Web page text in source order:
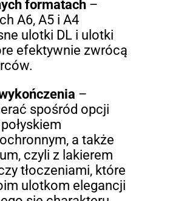
formatach –
A6, A5 i A4
ulotki DL i ulotki
efektywnie zwrócą
–
spośród opcji
a także
czyli z lakierem
tłoczeniami, które
ulotkom elegancji